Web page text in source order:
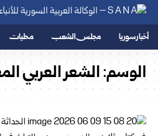
أخبار سوريا مجلس الشعب محليات
الوسم:الشعر العربي